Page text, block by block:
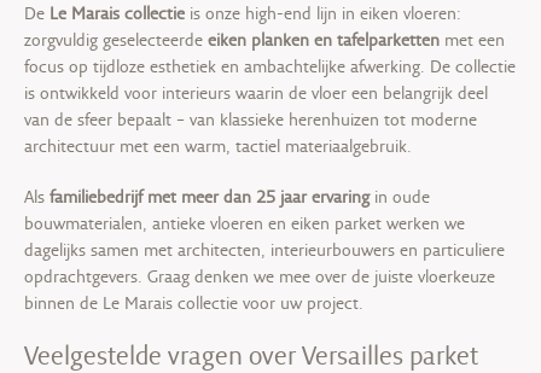
De Le Marais collectie is onze high-end lijn in eiken vloeren:
zorgvuldig geselecteerde eiken planken en tafelparketten met een
focus op tijdloze esthetiek en ambachtelijke afwerking. De collectie
is ontwikkeld voor interieurs waarin de vloer een belangrijk deel
van de sfeer bepaalt – van klassieke herenhuizen tot moderne
architectuur met een warm, tactiel materiaalgebruik.
Als familiebedrijf met meer dan 25 jaar ervaringin oude
bouwmaterialen, antieke vloeren en eiken parket werken we
dagelijks samen met architecten, interieurbouwers en particuliere
opdrachtgevers. Graag denken we mee over de juiste vloerkeuze
binnen de Le Marais collectie voor uw project.
Veelgestelde vragen over Versailles parket